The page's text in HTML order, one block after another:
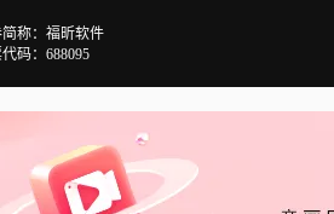
称：福昕软件
码：688095